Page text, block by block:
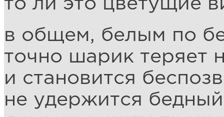
то ли это цветущие
в общем, белым по
точно шарик теряет
и становится
не удержится